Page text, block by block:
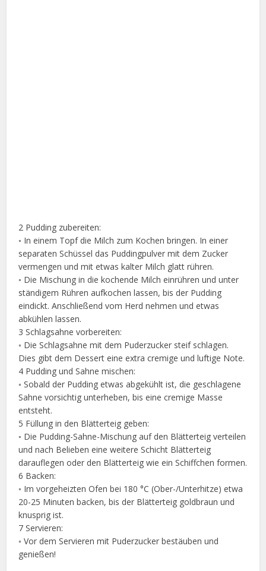
2 Pudding zubereiten:
◦ In einem Topf die Milch zum Kochen bringen. In einer
separaten Schüssel das Puddingpulver mit dem Zucker
vermengen und mit etwas kalter Milch glatt rühren.
◦ Die Mischung in die kochende Milch einrühren und unter
ständigem Rühren aufkochen lassen, bis der Pudding
eindickt. Anschließend vom Herd nehmen und etwas
abkühlen lassen.
3 Schlagsahne vorbereiten:
◦ Die Schlagsahne mit dem Puderzucker steif schlagen.
Dies gibt dem Dessert eine extra cremige und luftige Note.
4 Pudding und Sahne mischen:
◦ Sobald der Pudding etwas abgekühlt ist, die geschlagene
Sahne vorsichtig unterheben, bis eine cremige Masse
entsteht.
5 Füllung in den Blätterteig geben:
◦ Die Pudding-Sahne-Mischung auf den Blätterteig verteilen
und nach Belieben eine weitere Schicht Blätterteig
darauflegen oder den Blätterteig wie ein Schiffchen formen.
6 Backen:
◦ Im vorgeheizten Ofen bei 180 °C (Ober-/Unterhitze) etwa
20-25 Minuten backen, bis der Blätterteig goldbraun und
knusprig ist.
7 Servieren:
◦ Vor dem Servieren mit Puderzucker bestäuben und
genießen!